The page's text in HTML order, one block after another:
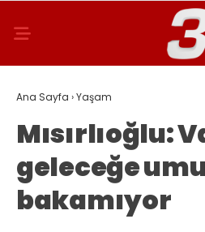
Ana Sayfa ›Yaşam
Mısırlıoğlu:
geleceğe
bakamıyor